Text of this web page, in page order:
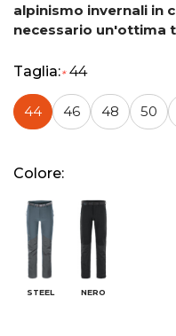
alpinismo invernali in
necessario un'ottima
Taglia:* 44
44 46 48 50
Colore:
STEEL NERO